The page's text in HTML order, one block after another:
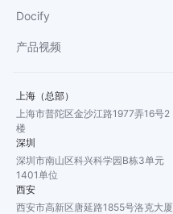
Docify
产品视频
上海（总部）
上海市普陀区金沙江路1977弄16号2
楼
深圳
深圳市南山区科兴科学园B栋3单元
1401单位
西安
西安市高新区唐延路1855号洛克大厦